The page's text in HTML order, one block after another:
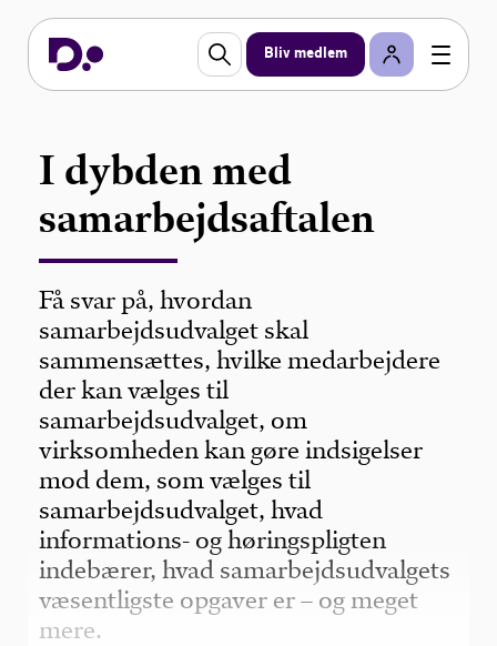
Bliv medlem
I dybden med
samarbejdsaftalen
Få svar på, hvordan
samarbejdsudvalget skal
sammensættes, hvilke medarbejdere
der kan vælges til
samarbejdsudvalget, om
virksomheden kan gøre indsigelser
mod dem, som vælges til
samarbejdsudvalget, hvad
informations- og høringspligten
indebærer, hvad samarbejdsudvalgets
væsentligste opgaver er – og meget
mere.